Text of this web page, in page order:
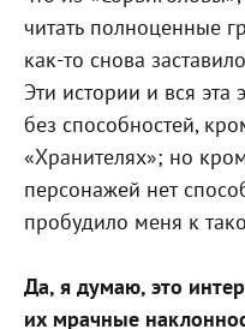
читать полноценные
как-то снова
Эти истории и вся эта
без способностей,
«Хранителях»; но
персонажей нет
пробудило меня к
Да, я думаю, это
их мрачные